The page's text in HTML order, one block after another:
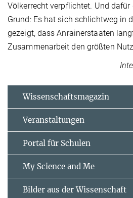
Völkerrecht verpflichtet. Und
Grund: Es hat sich schlichtweg in
gezeigt, dass Anrainerstaaten
Zusammenarbeit den größten
Wissenschaftsmagazin
Veranstaltungen
Portal für Schulen
My Science and Me
Bilder aus der Wissenschaft